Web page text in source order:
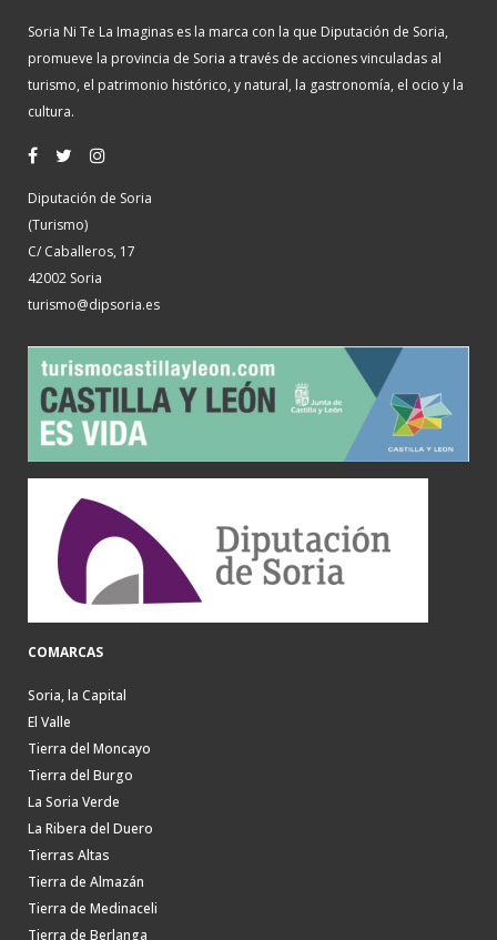
Soria Ni Te La Imaginas es la marca con la que Diputación de Soria,
promueve la provincia de Soria a través de acciones vinculadas al
turismo, el patrimonio histórico, y natural, la gastronomía, el ocio y la
cultura.
Diputación de Soria
(Turismo)
C/ Caballeros, 17
42002 Soria
turismo@dipsoria.es
COMARCAS
Soria, la Capital
El Valle
Tierra del Moncayo
Tierra del Burgo
La Soria Verde
La Ribera del Duero
Tierras Altas
Tierra de Almazán
Tierra de Medinaceli
Tierra de Berlanga